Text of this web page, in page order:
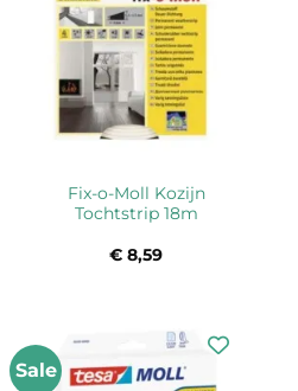
Fix-o-Moll Kozijn
Tochtstrip 18m
€ 8,59
Sale